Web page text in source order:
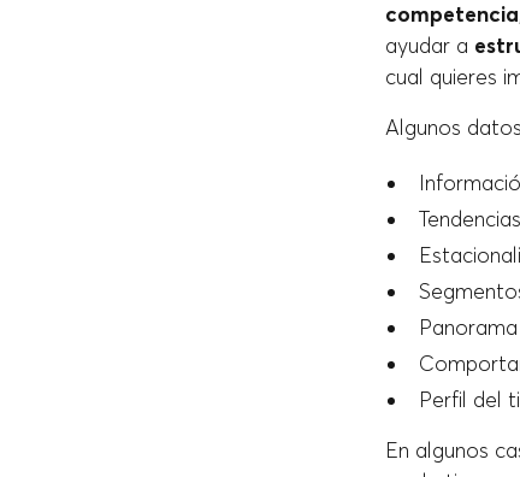
competencia
ayudar a
cual quieres
Algunos
Perfil del
En algunos